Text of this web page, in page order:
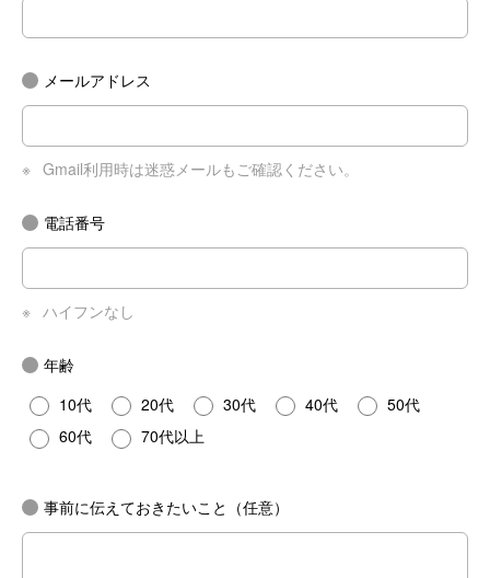
メールアドレス
※ Gmail利用時は迷惑メールもご確認ください。
電話番号
※ ハイフンなし
年齢
10代
20代 30代 40代
50代
60代
70代以上
事前に伝えておきたいこと（任意）